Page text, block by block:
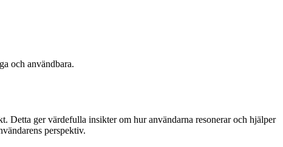
och användbara.
Detta ger värdefulla insikter om hur användarna resonerar och hjälper
perspektiv.